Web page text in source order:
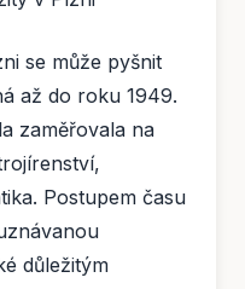
se může pyšnit
až do roku 1949.
zaměřovala na
Postupem času
důležitým